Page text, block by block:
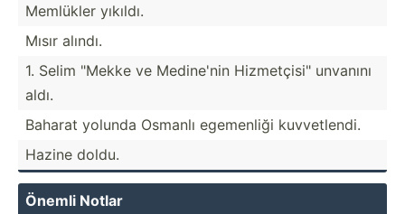
Memlükler yıkıldı.
Mısır alındı.
1. Selim "­Mekke ve Medine'nin Hizmet­çis­i" unvanını
aldı.
Baharat yolunda Osmanlı egemenliği kuvvet­lendi.
Hazine doldu.
Önemli Notlar